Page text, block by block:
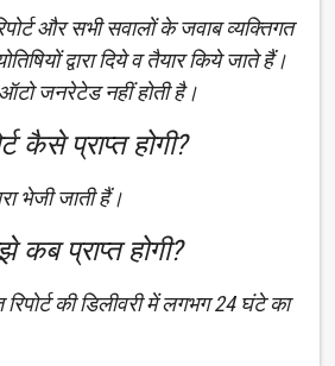
और सभी सवालों के जवाब व्यक्तिगत
द्वारा दिये व तैयार किये जाते हैं।
ऑटो जनरेटेड नहीं होती है।
कैसे प्राप्त होगी?
भेजी जाती हैं।
कब प्राप्त होगी?
रिपोर्ट की डिलीवरी में लगभग 24 घंटे का